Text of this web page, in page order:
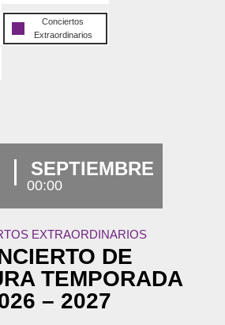
Conciertos
Extraordinarios
SEPTIEMBRE
00:00
EXTRAORDINARIOS
DE
TEMPORADA
– 2027